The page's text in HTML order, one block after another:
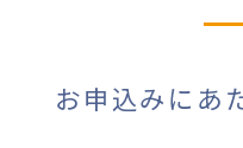
お申込みにあ